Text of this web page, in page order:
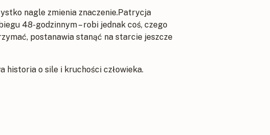
nagle zmienia znaczenie.Patrycja
48-godzinnym – robi jednak coś, czego
postanawia stanąć na starcie jeszcze
historia o sile i kruchości człowieka.